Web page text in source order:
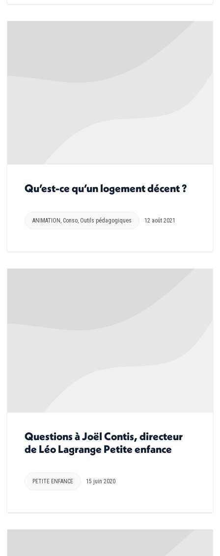
Qu’est-ce qu’un logement décent ?
ANIMATION , Conso, Outils pédagogiques 12 août 2021
Questions à Joël Contis, directeur
de Léo Lagrange Petite enfance
PETITE ENFANCE 15 juin 2020